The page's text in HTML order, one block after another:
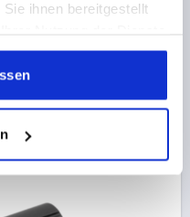
ihnen bereitgestellt
DETAILS